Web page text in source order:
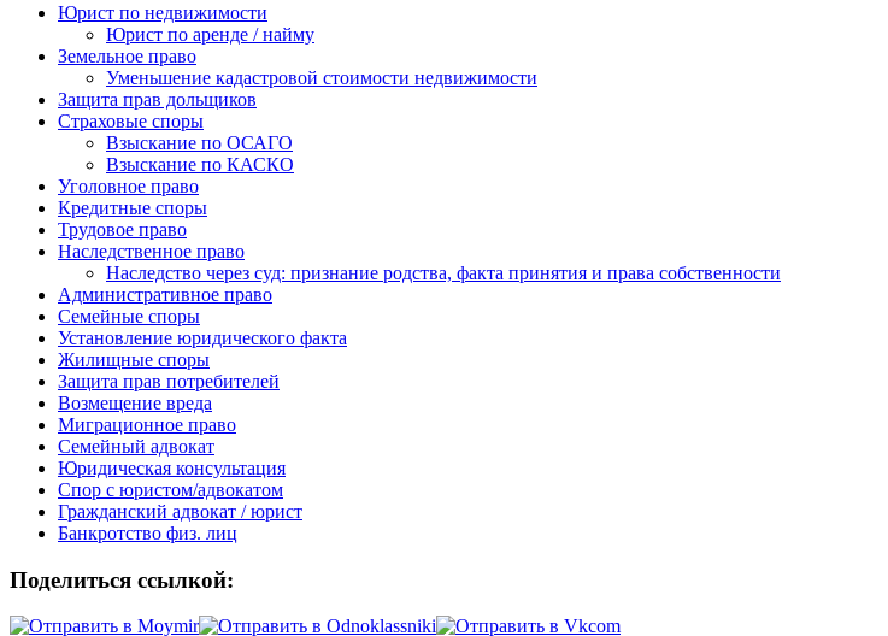
Юрист по недвижимости
Юрист по аренде / найму
Земельное право
Уменьшение кадастровой стоимости недвижимости
Защита прав дольщиков
Страховые споры
Взыскание по ОСАГО
Взыскание по КАСКО
Уголовное право
Кредитные споры
Трудовое право
Наследственное право
Наследство через суд: признание родства, факта принятия и права собственности
Административное право
Семейные споры
Установление юридического факта
Жилищные споры
Защита прав потребителей
Возмещение вреда
Миграционное право
Семейный адвокат
Юридическая консультация
Спор с юристом/адвокатом
Гражданский адвокат / юрист
Банкротство физ. лиц
Поделиться ссылкой: